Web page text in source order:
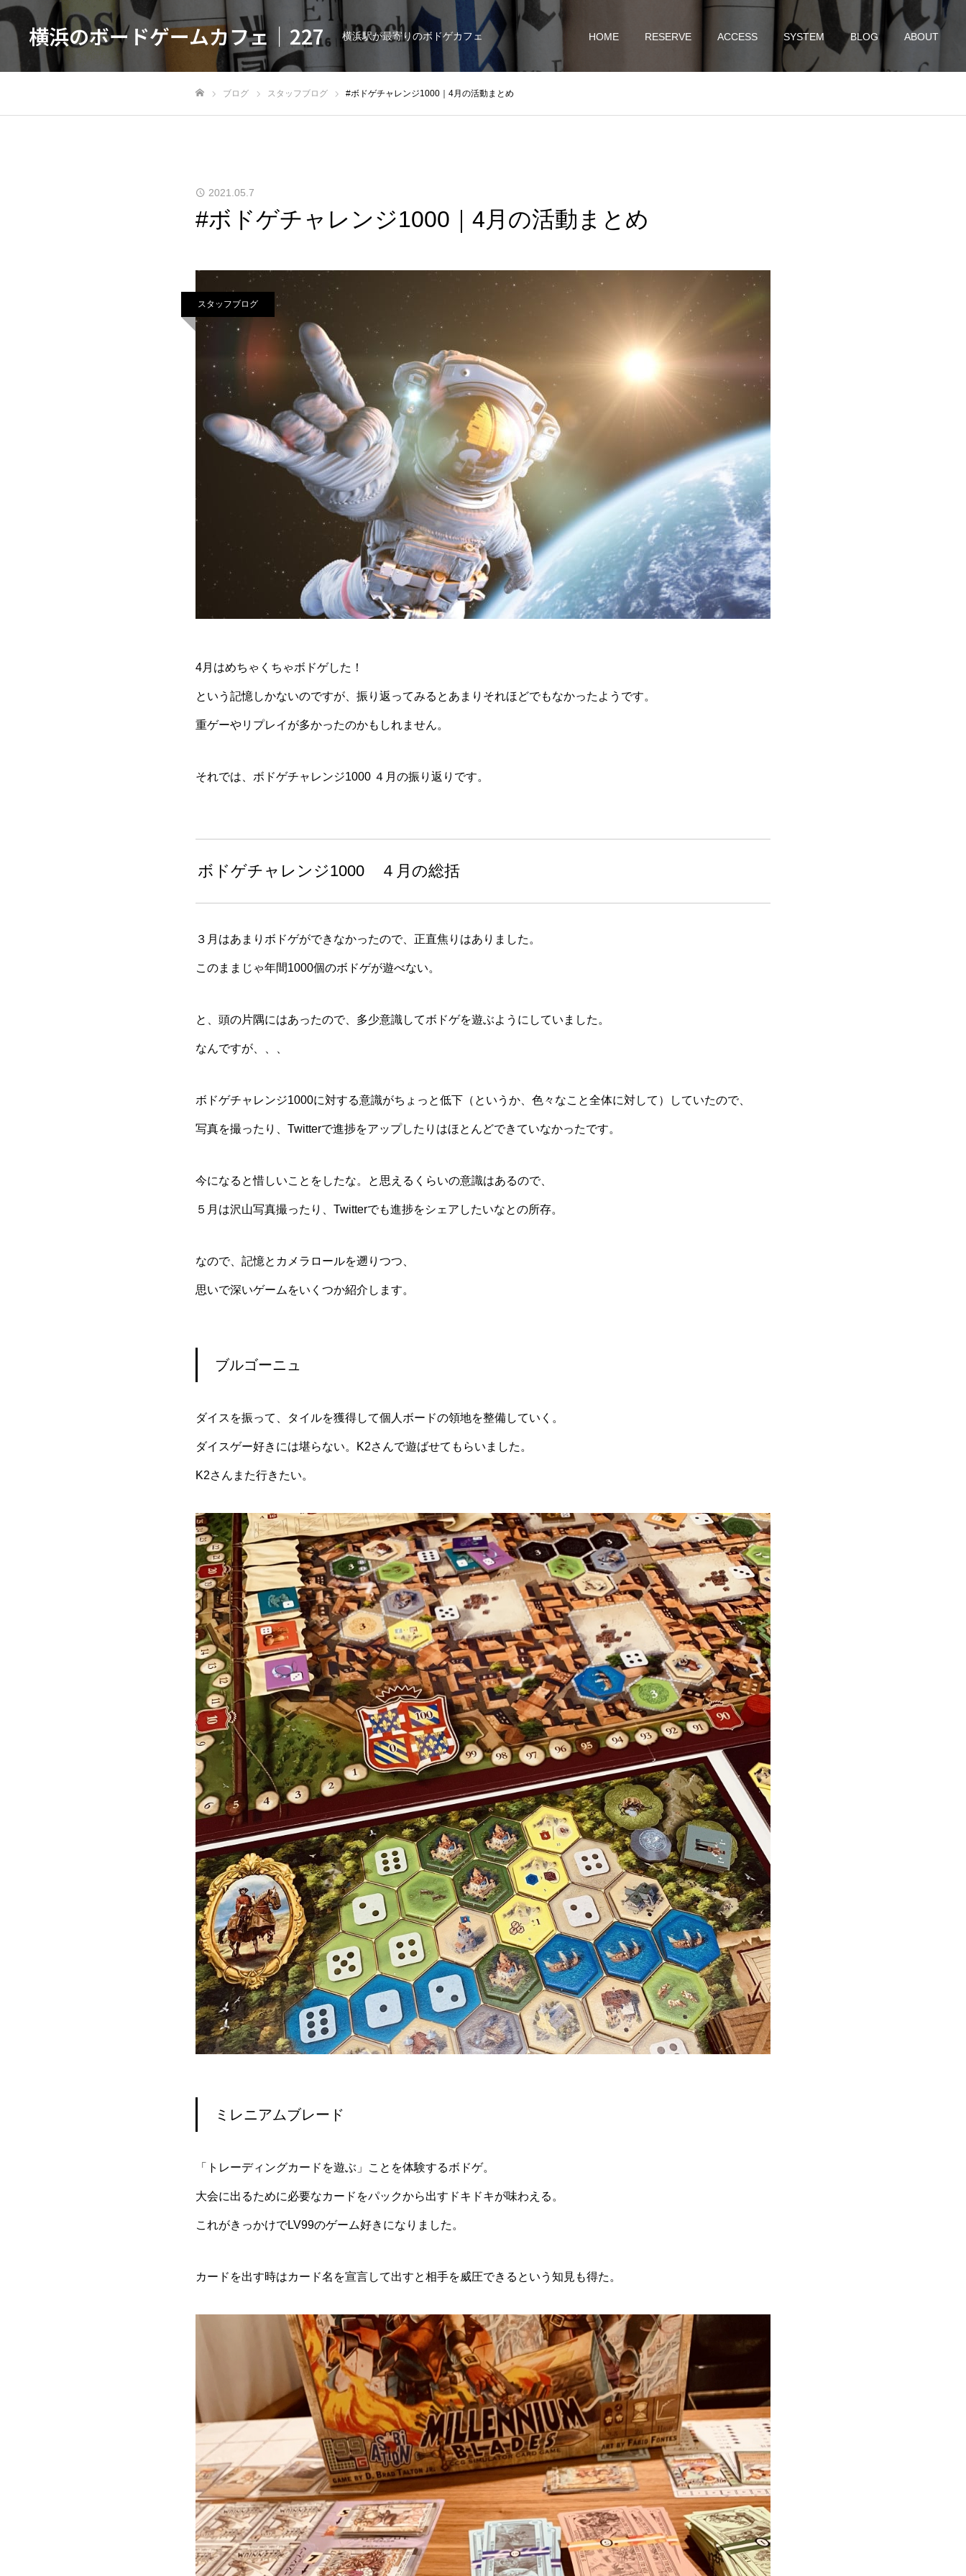
横浜のボードゲームカフェ｜227 横浜駅が最寄りのボドゲカフェ HOME RESERVE ACCESS SYSTEM BLOG ABOUT
ブログ スタッフブログ #ボドゲチャレンジ1000｜4月の活動まとめ
2021.05.7
#ボドゲチャレンジ1000｜4月の活動まとめ
スタッフブログ
4月はめちゃくちゃボドゲした！
という記憶しかないのですが、振り返ってみるとあまりそれほどでもなかったようです。
重ゲーやリプレイが多かったのかもしれません。
それでは、ボドゲチャレンジ1000 ４月の振り返りです。
ボドゲチャレンジ1000 ４月の総括
３月はあまりボドゲができなかったので、正直焦りはありました。
このままじゃ年間1000個のボドゲが遊べない。
と、頭の片隅にはあったので、多少意識してボドゲを遊ぶようにしていました。
なんですが、、、
ボドゲチャレンジ1000に対する意識がちょっと低下（というか、色々なこと全体に対して）していたので、
写真を撮ったり、Twitterで進捗をアップしたりはほとんどできていなかったです。
今になると惜しいことをしたな。と思えるくらいの意識はあるので、
５月は沢山写真撮ったり、Twitterでも進捗をシェアしたいなとの所存。
なので、記憶とカメラロールを遡りつつ、
思いで深いゲームをいくつか紹介します。
ブルゴーニュ
ダイスを振って、タイルを獲得して個人ボードの領地を整備していく。
ダイスゲー好きには堪らない。K2さんで遊ばせてもらいました。
K2さんまた行きたい。
ミレニアムブレード
「トレーディングカードを遊ぶ」ことを体験するボドゲ。
大会に出るために必要なカードをパックから出すドキドキが味わえる。
これがきっかけでLV99のゲーム好きになりました。
カードを出す時はカード名を宣言して出すと相手を威圧できるという知見も得た。